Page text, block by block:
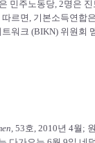
민주노동당, 2명은
르면, 기본소득연합
워크 (BIKN) 위원회
, 53호, 2010년 4월;